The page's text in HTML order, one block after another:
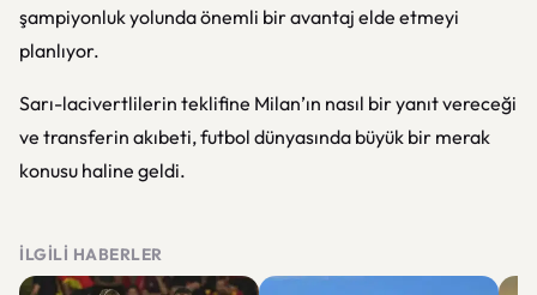
şampiyonluk yolunda önemli bir avantaj elde etmeyi
planlıyor.
Sarı-lacivertlilerin teklifine Milan’ın nasıl bir yanıt vereceği
ve transferin akıbeti, futbol dünyasında büyük bir merak
konusu haline geldi.
İLGILI HABERLER